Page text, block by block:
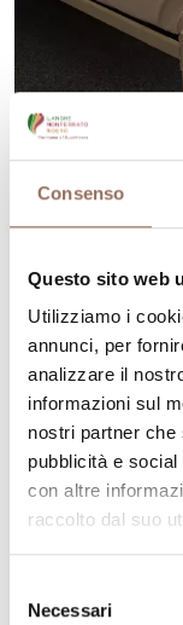
Consenso
Questo sito web
Utilizziamo i
annunci, per
analizzare il
informazioni sul
nostri partner che
pubblicità e
con altre
raccolto dal suo
delNecessari
Roero
CASCINA
CASALI
+39 333